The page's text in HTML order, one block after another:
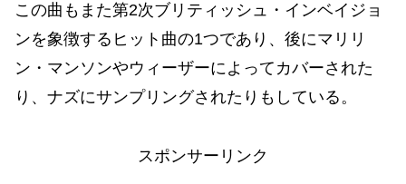
この曲もまた第2次ブリティッシュ・インベイジョ
ンを象徴するヒット曲の1つであり、後にマリリ
ン・マンソンやウィーザーによってカバーされた
り、ナズにサンプリングされたりもしている。
スポンサーリンク